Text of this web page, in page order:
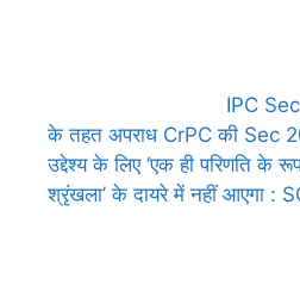
IPC
के तहत अपराध CrPC की Sec
उद्देश्य के लिए ‘एक ही परिणति के
श्रृंखला’ के दायरे में नहीं आएगा :